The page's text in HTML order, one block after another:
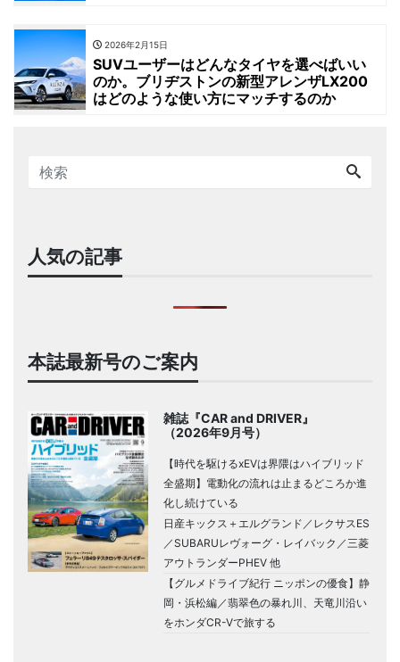
2026年2月15日
SUVユーザーはどんなタイヤを選べばいい
のか。ブリヂストンの新型アレンザLX200
はどのような使い方にマッチするのか
人気の記事
本誌最新号のご案内
雑誌『CAR and DRIVER』
（2026年9月号）
【時代を駆けるxEVは界隈はハイブリッド
全盛期】電動化の流れは止まるどころか進
化し続けている
日産キックス＋エルグランド／レクサスES
／SUBARUレヴォーグ・レイバック／三菱
アウトランダーPHEV 他
【グルメドライブ紀行 ニッポンの優食】静
岡・浜松編／翡翠色の暴れ川、天竜川沿い
をホンダCR-Vで旅する